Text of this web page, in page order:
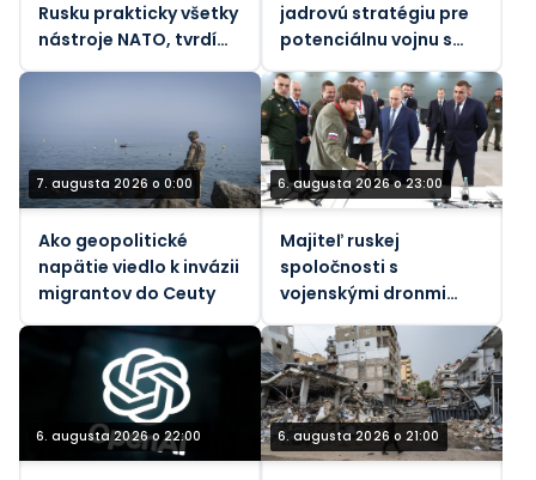
Rusku prakticky všetky
nástroje NATO, tvrdí
bývalý generál
jadrovú stratégiu pre
potenciálnu vojnu s
Ruskom a Čínou – NBC
7. augusta 2026 o 0:00
Ako geopolitické
napätie viedlo k invázii
migrantov do Ceuty
6. augusta 2026 o 23:00
Majiteľ ruskej
spoločnosti s
vojenskými dronmi
bomby v aute
6. augusta 2026 o 22:00 6. augusta 2026 o 21:00